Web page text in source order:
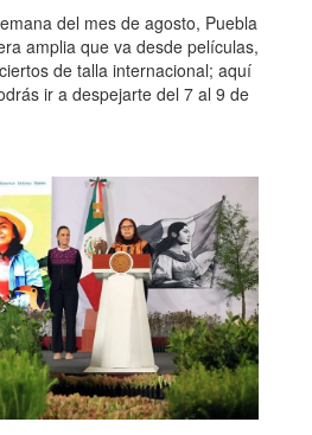
del mes de agosto, Puebla
amplia que va desde películas,
de talla internacional; aquí
ir a despejarte del 7 al 9 de